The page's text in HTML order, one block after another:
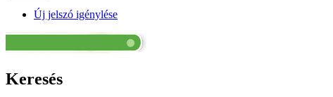
Új jelszó igénylése
Keresés